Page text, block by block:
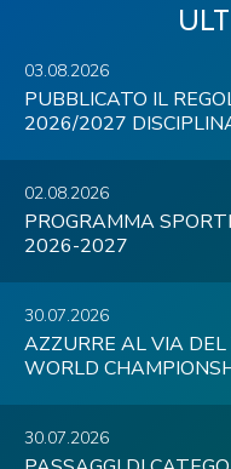
03.08.2026
PUBBLICATO IL
2026/2027
02.08.2026
PROGRAMMA
2026-2027
30.07.2026
AZZURRE AL VIA
WORLD
30.07.2026